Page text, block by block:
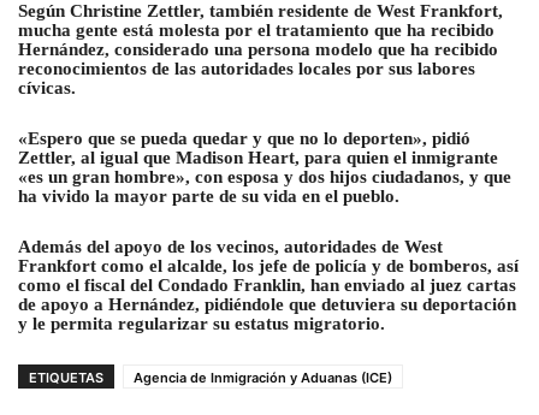
00:00
Según Christine Zettler, también residente de West Frankfort,
mucha gente está molesta por el tratamiento que ha recibido
Hernández, considerado una persona modelo que ha recibido
reconocimientos de las autoridades locales por sus labores
cívicas.
«Espero que se pueda quedar y que no lo deporten», pidió
Zettler, al igual que Madison Heart, para quien el inmigrante
«es un gran hombre», con esposa y dos hijos ciudadanos, y que
ha vivido la mayor parte de su vida en el pueblo.
Además del apoyo de los vecinos, autoridades de West
Frankfort como el alcalde, los jefe de policía y de bomberos, así
como el fiscal del Condado Franklin, han enviado al juez cartas
de apoyo a Hernández, pidiéndole que detuviera su deportación
y le permita regularizar su estatus migratorio.
ETIQUETAS Agencia de Inmigración y Aduanas (ICE)